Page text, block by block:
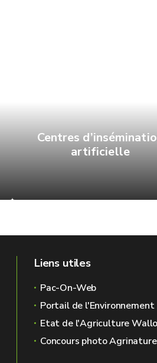
Centres
artificielle
Liens utiles
Pac-On-Web
Portail de l'Environnement
Etat de l'Agriculture
Concours photo Agrinature